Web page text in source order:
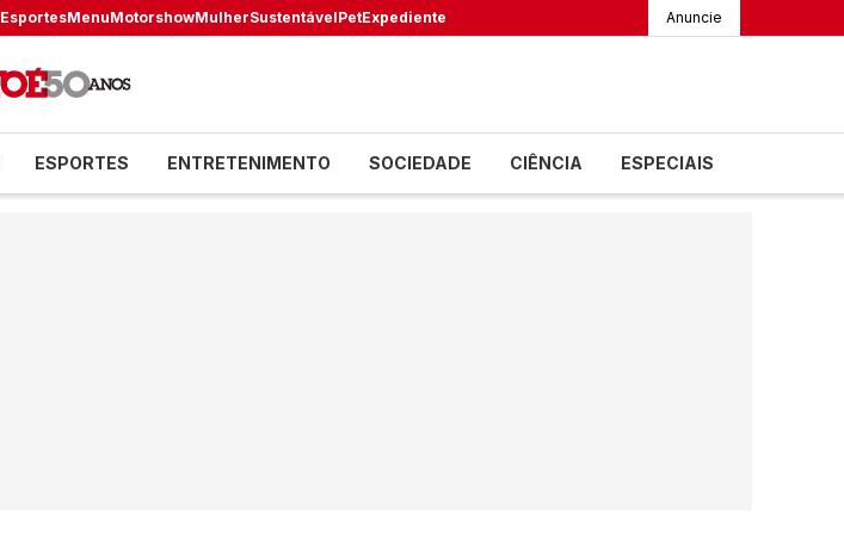
EsportesMenuMotorshowMulherSustentávelPetExpediente Anuncie
ESPORTES ENTRETENIMENTO SOCIEDADE CIÊNCIA ESPECIAIS